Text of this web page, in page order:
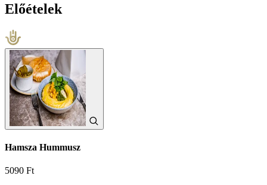
Előételek
Hamsza Hummusz
5090 Ft